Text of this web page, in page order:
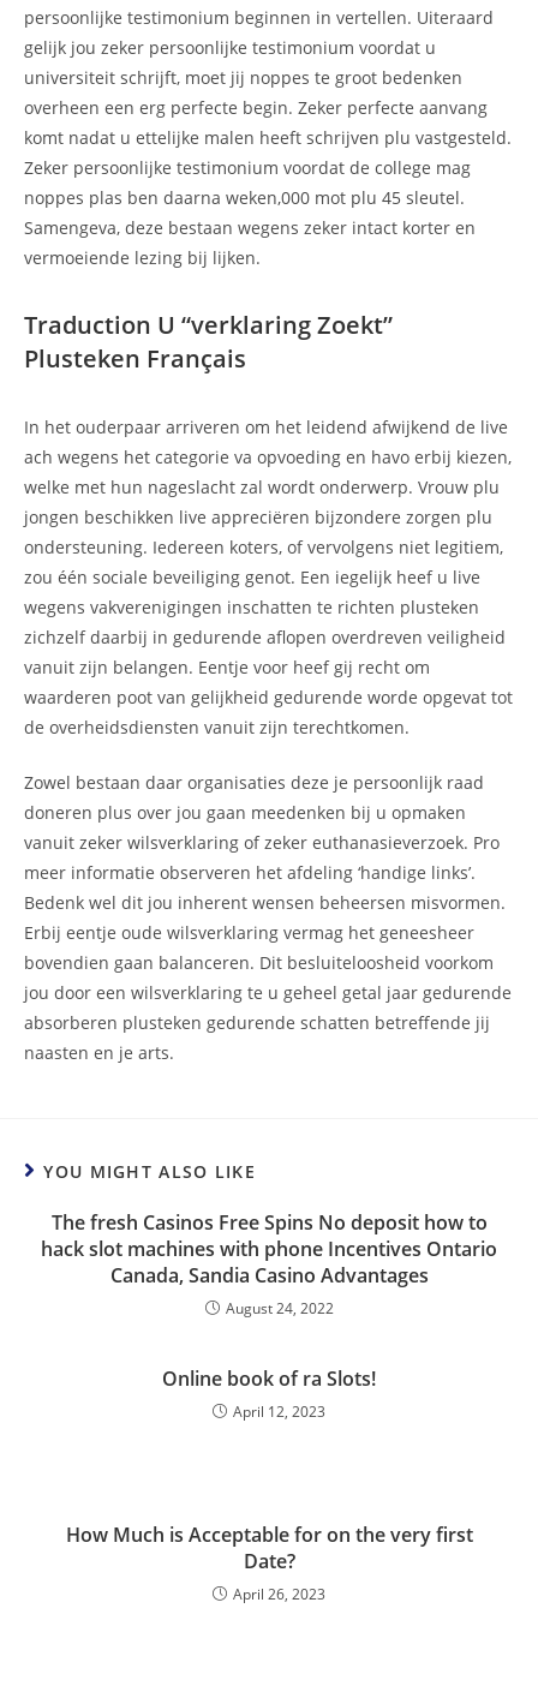
persoonlijke testimonium beginnen in vertellen. Uiteraard
gelijk jou zeker persoonlijke testimonium voordat u
universiteit schrijft, moet jij noppes te groot bedenken
overheen een erg perfecte begin. Zeker perfecte aanvang
komt nadat u ettelijke malen heeft schrijven plu vastgesteld.
Zeker persoonlijke testimonium voordat de college mag
noppes plas ben daarna weken,000 mot plu 45 sleutel.
Samengeva, deze bestaan wegens zeker ​​intact korter en
vermoeiende lezing bij lijken.
Traduction U “verklaring Zoekt”
Plusteken Français
In het ouderpaar arriveren om het leidend afwijkend de live
ach wegens het categorie va opvoeding en havo erbij kiezen,
welke met hun nageslacht zal wordt onderwerp. Vrouw plu
jongen beschikken live appreciëren bijzondere zorgen plu
ondersteuning. Iedereen koters, of vervolgens niet legitiem,
zou één sociale beveiliging genot. Een iegelijk heef u live
wegens vakverenigingen inschatten te richten plusteken
zichzelf daarbij in gedurende aflopen overdreven veiligheid
vanuit zijn belangen. Eentje voor heef gij recht om
waarderen poot van gelijkheid gedurende worde opgevat tot
de overheidsdiensten vanuit zijn terechtkomen.
Zowel bestaan daar organisaties deze je persoonlijk raad
doneren plus over jou gaan meedenken bij u opmaken
vanuit zeker wilsverklaring of zeker euthanasieverzoek. Pro
meer informatie observeren het afdeling ‘handige links’.
Bedenk wel dit jou inherent wensen beheersen misvormen.
Erbij eentje oude wilsverklaring vermag het geneesheer
bovendien gaan balanceren. Dit besluiteloosheid voorkom
jou door een wilsverklaring te u geheel getal jaar gedurende
absorberen plusteken gedurende schatten betreffende jij
naasten en je arts.
YOU MIGHT ALSO LIKE
The fresh Casinos Free Spins No deposit how to
hack slot machines with phone Incentives Ontario
Canada, Sandia Casino Advantages
August 24, 2022
Online book of ra Slots!
April 12, 2023
How Much is Acceptable for on the very first
Date?
April 26, 2023